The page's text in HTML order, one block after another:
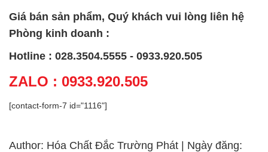
Giá bán sản phẩm, Quý khách vui lòng liên hệ
Phòng kinh doanh :
Hotline : 028.3504.5555 - 0933.920.505
ZALO : 0933.920.505
[contact-form-7 id="1116"]
Author: Hóa Chất Đắc Trường Phát | Ngày đăng: